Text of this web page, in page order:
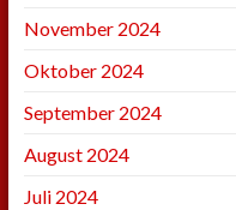
November 2024
Oktober 2024
September 2024
August 2024
Juli 2024